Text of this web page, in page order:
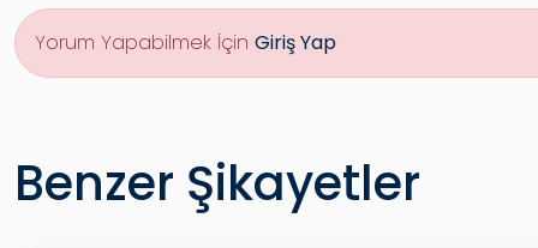
Yorum Yapabilmek İçin Giriş Yap
Benzer Şikayetler